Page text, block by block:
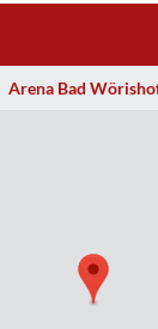
Arena Bad